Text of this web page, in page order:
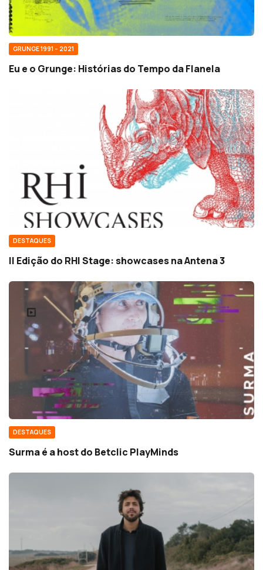
GRUNGE 1991 – 2021
Eu e o Grunge: Histórias do Tempo da Flanela
DESTAQUES
II Edição do RHI Stage: showcases na Antena 3
DESTAQUES
Surma é a host do Betclic PlayMinds